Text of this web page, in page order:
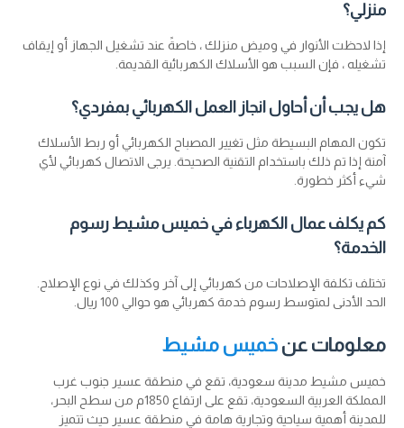
منزلي؟
إذا لاحظت الأنوار في وميض منزلك ، خاصةً عند تشغيل الجهاز أو إيقاف
تشغيله ، فإن السبب هو الأسلاك الكهربائية القديمة.
هل يجب أن أحاول انجاز العمل الكهربائي بمفردي؟
تكون المهام البسيطة مثل تغيير المصباح الكهربائي أو ربط الأسلاك
آمنة إذا تم ذلك باستخدام التقنية الصحيحة. يرجى الاتصال كهربائي لأي
شيء أكثر خطورة.
كم يكلف عمال الكهرباء في خميس مشيط رسوم
الخدمة؟
تختلف تكلفة الإصلاحات من كهربائي إلى آخر وكذلك في نوع الإصلاح.
الحد الأدنى لمتوسط رسوم خدمة كهربائي هو حوالي 100 ريال.
معلومات عن خميس مشيط
خميس مشيط مدينة سعودية، تقع في منطقة عسير جنوب غرب
المملكة العربية السعودية، تقع على ارتفاع 1850م من سطح البحر،
للمدينة أهمية سياحية وتجارية هامة في منطقة عسير حيث تتميز